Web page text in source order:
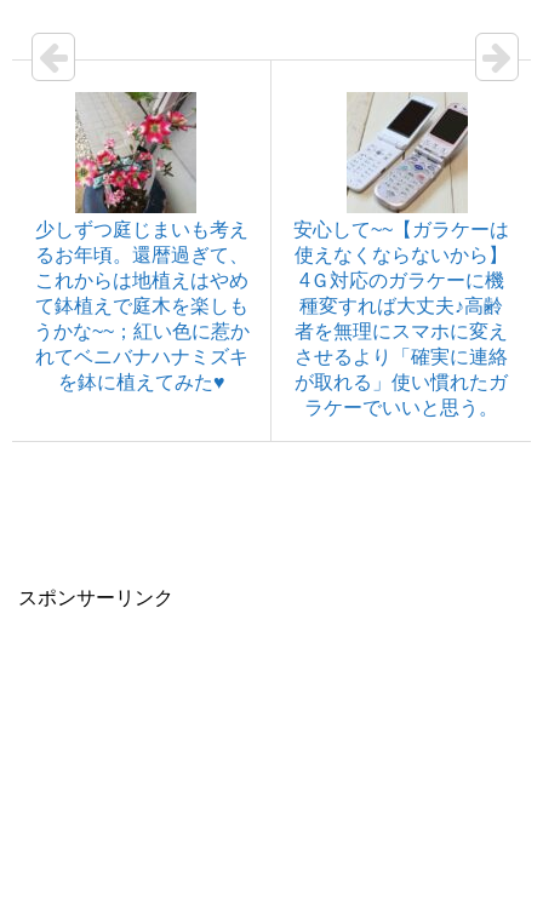
少しずつ庭じまいも考え
るお年頃。還暦過ぎて、
これからは地植えはやめ
て鉢植えで庭木を楽しも
うかな~~；紅い色に惹か
れてベニバナハナミズキ
を鉢に植えてみた♥
安心して~~【ガラケーは
使えなくならないから】
4Ｇ対応のガラケーに機
種変すれば大丈夫♪高齢
者を無理にスマホに変え
させるより「確実に連絡
が取れる」使い慣れたガ
ラケーでいいと思う。
スポンサーリンク